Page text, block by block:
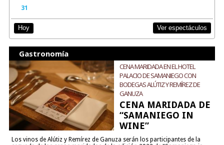
31
Hoy Ver espectáculos
Gastronomía
CENA MARIDADA EN EL HOTEL
PALACIO DE SAMANIEGO CON
BODEGAS ALÚTIZ Y REMÍREZ DE
GANUZA
CENA MARIDADA DE
“SAMANIEGO IN
WINE”
Los vinos de Alútiz y Remírez de Ganuza serán los participantes de la